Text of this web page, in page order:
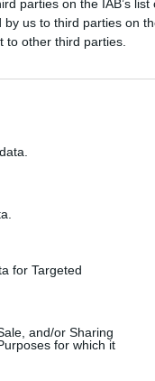
parties on the IAB’s list
by us to third parties on
to other third parties.
for Targeted
and/or Sharing
for which it
PARAPOLITIKA
Έντι Ράμα: Δεν
υπόθεση
Αλβανία είχε
χρήσης